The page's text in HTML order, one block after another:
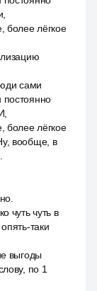
более лёгкое
сами
постоянно
более лёгкое
вообще, в
чуть чуть в
таки
выгоды
по 1